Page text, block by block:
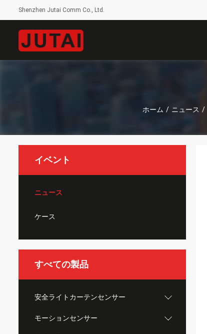
Shenzhen Jutai Comm Co., Ltd.
ホーム / ニュース /
イベント
ニュース
ケース
すべての製品
安全ライトカーテンセンサー
モーションセンサー